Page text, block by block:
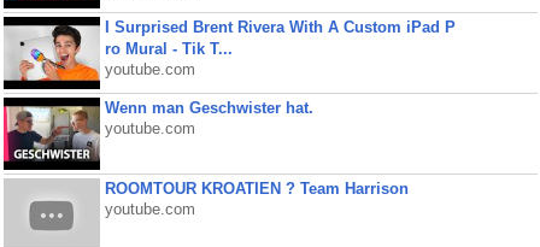
I Surprised Brent Rivera With A Custom iPad P
ro Mural - Tik T...
youtube.com
Wenn man Geschwister hat.
youtube.com
ROOMTOUR KROATIEN ? Team Harrison
youtube.com